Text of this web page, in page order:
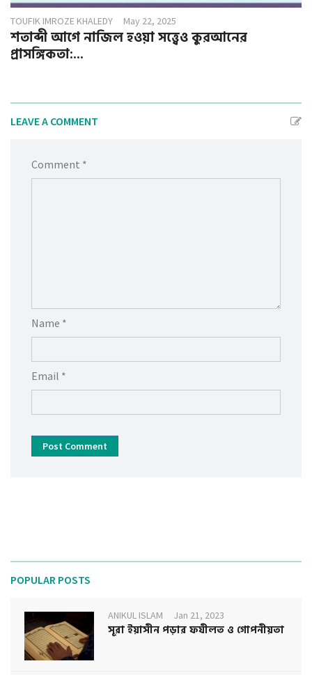
TOUFIK IMROZE KHALEDY May 22, 2025
শতাব্দী আগে নাজিল হওয়া সত্ত্বেও কুরআনের
প্রাসঙ্গিকতা:...
LEAVE A COMMENT
Comment *
Name *
Email *
Post Comment
POPULAR POSTS
ANIKUL ISLAM Jan 21, 2023
সূরা ইয়াসীন পড়ার ফযীলত ও গোপনীয়তা